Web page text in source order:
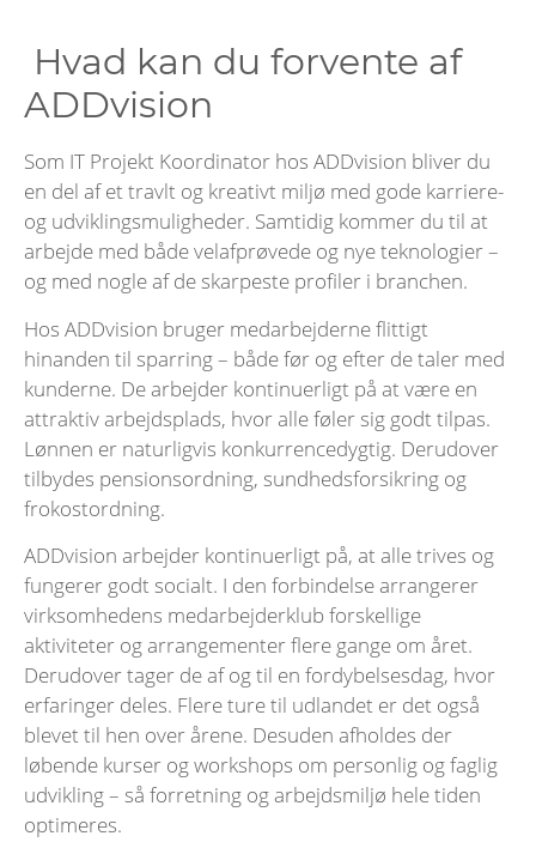
Hvad kan du forvente af
ADDvision
Som IT Projekt Koordinator hos ADDvision bliver du
en del af et travlt og kreativt miljø med gode karriere-
og udviklingsmuligheder. Samtidig kommer du til at
arbejde med både velafprøvede og nye teknologier –
og med nogle af de skarpeste profiler i branchen.
Hos ADDvision bruger medarbejderne flittigt
hinanden til sparring – både før og efter de taler med
kunderne. De arbejder kontinuerligt på at være en
attraktiv arbejdsplads, hvor alle føler sig godt tilpas.
Lønnen er naturligvis konkurrencedygtig. Derudover
tilbydes pensionsordning, sundhedsforsikring og
frokostordning.
ADDvision arbejder kontinuerligt på, at alle trives og
fungerer godt socialt. I den forbindelse arrangerer
virksomhedens medarbejderklub forskellige
aktiviteter og arrangementer flere gange om året.
Derudover tager de af og til en fordybelsesdag, hvor
erfaringer deles. Flere ture til udlandet er det også
blevet til hen over årene. Desuden afholdes der
løbende kurser og workshops om personlig og faglig
udvikling – så forretning og arbejdsmiljø hele tiden
optimeres.